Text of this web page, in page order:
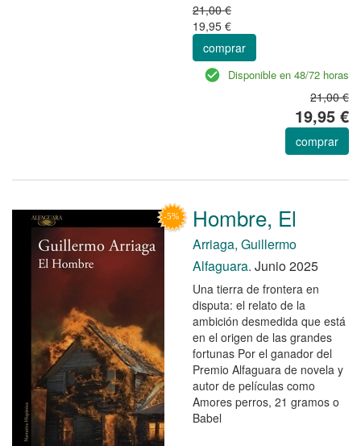
21,00 €
19,95 €
comprar
Disponible en 48/72 horas
21,00 €
19,95 €
comprar
Hombre, El
Arriaga, Guillermo
Alfaguara. Junio 2025
Una tierra de frontera en
disputa: el relato de la
ambición desmedida que está
en el origen de las grandes
fortunas Por el ganador del
Premio Alfaguara de novela y
autor de películas como
Amores perros, 21 gramos o
Babel